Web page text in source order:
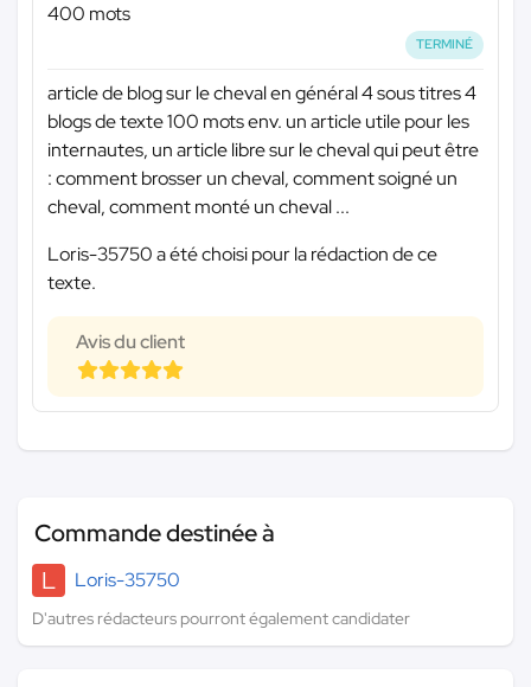
400 mots
TERMINÉ
article de blog sur le cheval en général 4 sous titres 4
blogs de texte 100 mots env. un article utile pour les
internautes, un article libre sur le cheval qui peut être
: comment brosser un cheval, comment soigné un
cheval, comment monté un cheval ...
Loris-35750 a été choisi pour la rédaction de ce
texte.
Avis du client
Commande destinée à
L
Loris-35750
D'autres rédacteurs pourront également candidater